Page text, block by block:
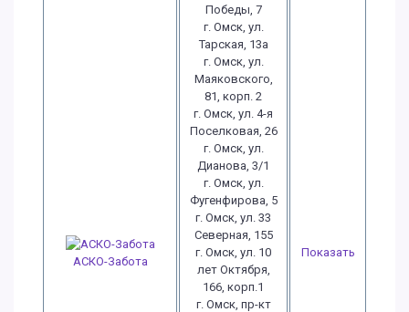
АСКО-Забота
Победы, 7
г. Омск, ул.
Тарская, 13а
г. Омск, ул.
Маяковского,
81, корп. 2
г. Омск, ул. 4-я
Поселковая, 26
г. Омск, ул.
Дианова, 3/1
г. Омск, ул.
Фугенфирова, 5
г. Омск, ул. 33
Северная, 155
г. Омск, ул. 10
лет Октября,
166, корп.1
г. Омск, пр-кт
Показать